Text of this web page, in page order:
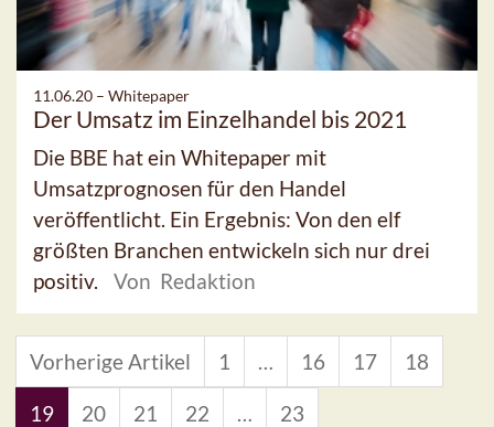
11.06.20 – Whitepaper
Der Umsatz im Einzelhandel bis 2021
Die BBE hat ein Whitepaper mit
Umsatzprognosen für den Handel
veröffentlicht. Ein Ergebnis: Von den elf
größten Branchen entwickeln sich nur drei
positiv.
Von Redaktion
Vorherige Artikel 1 … 16 17 18
19 20 21 22 … 23